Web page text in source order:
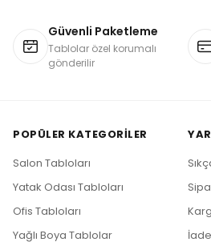
Güvenli Paketleme
Tablolar özel korumalı
gönderilir
POPÜLER KATEGORILER
Salon Tabloları
Yatak Odası Tabloları
Ofis Tabloları
Yağlı Boya Tablolar